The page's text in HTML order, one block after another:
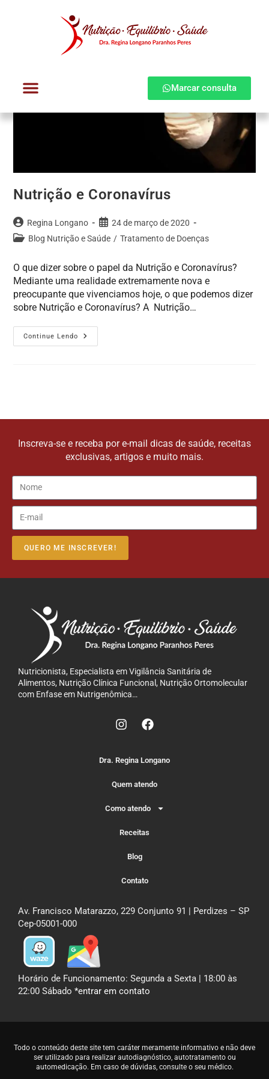
Marcar consulta
Nutrição e Coronavírus
Regina Longano
24 de março de 2020
Blog Nutrição e Saúde / Tratamento de Doenças
O que dizer sobre o papel da Nutrição e Coronavírus?
Mediante uma realidade extremamente nova e
preocupante que vivenciamos hoje, o que podemos dizer
sobre Nutrição e Coronavírus? A Nutrição…
Continue Lendo
Inscreva-se e receba por e-mail dicas de saúde, receitas
exclusivas, artigos e muito mais.
QUERO ME INSCREVER!
Nutricionista, Especialista em Vigilância Sanitária de
Alimentos, Nutrição Clínica Funcional, Nutrição Ortomolecular
com Enfase em Nutrigenômica…
Dra. Regina Longano
Quem atendo
Como atendo
Receitas
Blog
Contato
Av. Francisco Matarazzo, 229 Conjunto 91 | Perdizes – SP
Cep-05001-000
Horário de Funcionamento: Segunda a Sexta | 18:00 às
22:00 Sábado *entrar em contato
Todo o conteúdo deste site tem caráter meramente informativo e não deve
ser utilizado para realizar autodiagnóstico, autotratamento ou
automedicação. Em caso de dúvidas, consulte o seu médico.